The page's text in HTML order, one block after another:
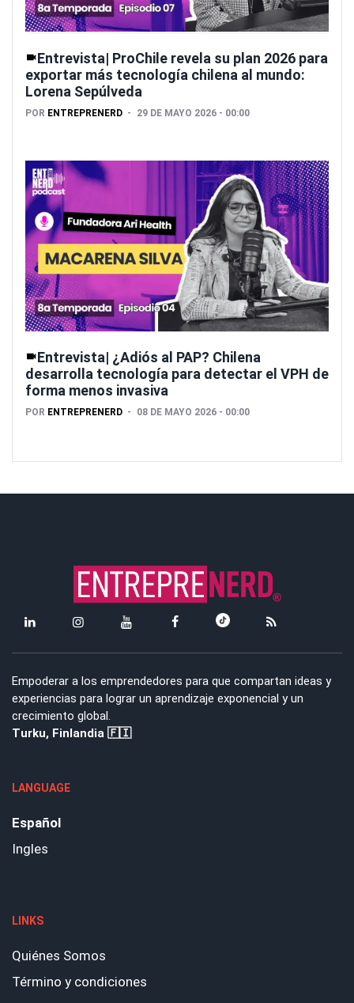
Entrevista| ProChile revela su plan 2026 para
exportar más tecnología chilena al mundo:
Lorena Sepúlveda
POR ENTREPRENERD 29 DE MAYO 2026 - 00:00
Entrevista| ¿Adiós al PAP? Chilena
desarrolla tecnología para detectar el VPH de
forma menos invasiva
POR ENTREPRENERD 08 DE MAYO 2026 - 00:00
Empoderar a los emprendedores para que compartan ideas y
experiencias para lograr un aprendizaje exponencial y un
crecimiento global.
Turku, Finlandia 🇫🇮
LANGUAGE
Español
Ingles
LINKS
Quiénes Somos
Término y condiciones